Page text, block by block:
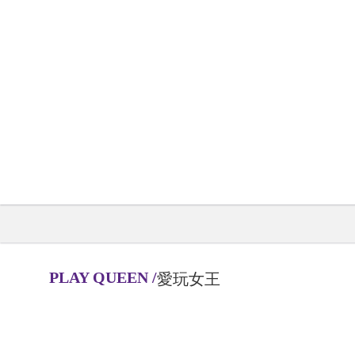
PLAY QUEEN/愛玩女王